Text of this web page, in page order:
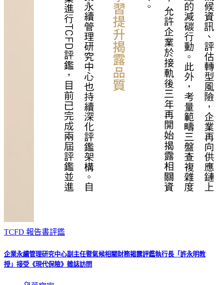
TCFD 報告書評鑑
企業永續管理研究中心副主任暨氣候相關財務揭露評鑑執行長「許永明教
授」接受《現代保險》雜誌訪問